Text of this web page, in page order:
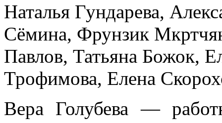
Наталья Гундарева,
Сёмина, Фрунзик
Павлов, Татьяна Божок,
Трофимова, Елена
Вера Голубева —